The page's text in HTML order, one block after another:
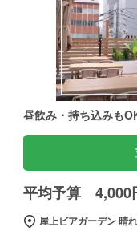
昼飲み・持ち込みも
平均予算 4,000
屋上ビアガーデン 晴